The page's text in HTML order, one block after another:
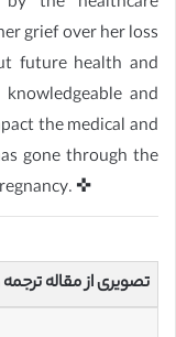
grief over her loss
future health and
and
the medical and
gone through the
✜
تصویری از مقاله